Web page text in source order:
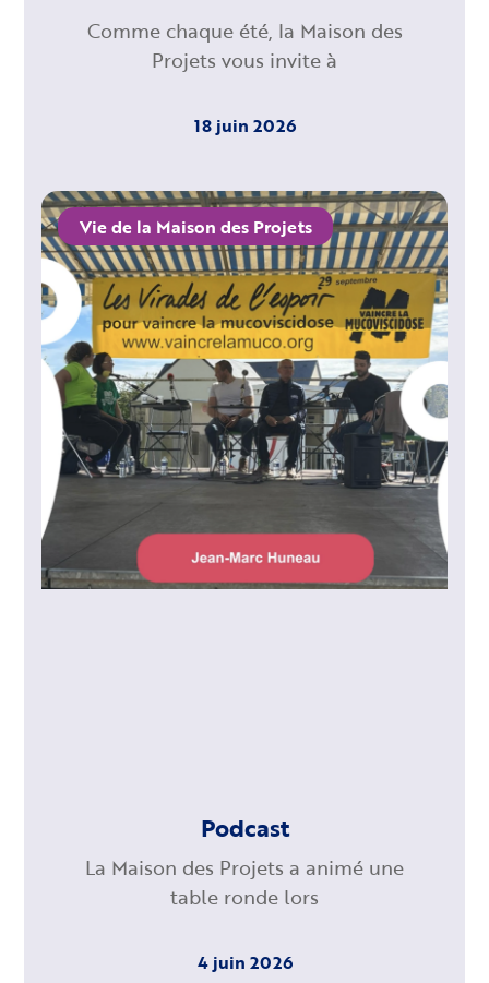
Comme chaque été, la Maison des
Projets vous invite à
18 juin 2026
Vie de la Maison des Projets
Podcast
La Maison des Projets a animé une
table ronde lors
4 juin 2026